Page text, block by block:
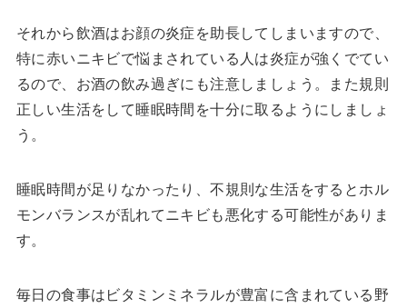
それから飲酒はお顔の炎症を助長してしまいますので、
特に赤いニキビで悩まされている人は炎症が強くでてい
るので、お酒の飲み過ぎにも注意しましょう。また規則
正しい生活をして睡眠時間を十分に取るようにしましょ
う。
睡眠時間が足りなかったり、不規則な生活をするとホル
モンバランスが乱れてニキビも悪化する可能性がありま
す。
毎日の食事はビタミンミネラルが豊富に含まれている野